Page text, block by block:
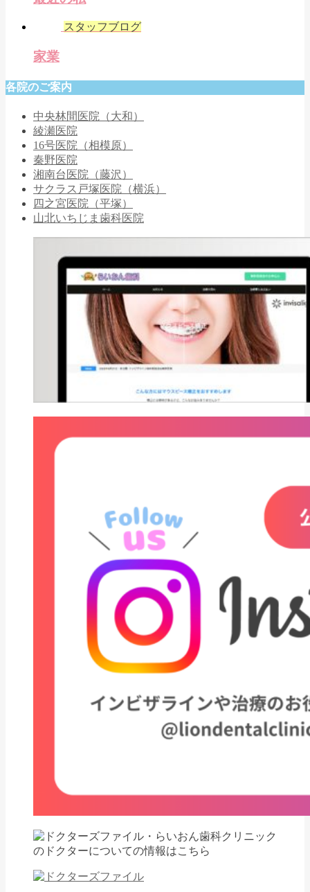
スタッフブログ
家業
各院のご案内
中央林間医院（大和）
綾瀬医院
16号医院（相模原）
秦野医院
湘南台医院（藤沢）
サクラス戸塚医院（横浜）
四之宮医院（平塚）
山北いちじま歯科医院